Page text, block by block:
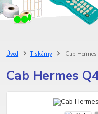
Úvod Tiskárny Cab
Cab Hermes